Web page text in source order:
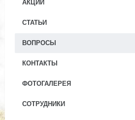
АКЦИИ
СТАТЬИ
ВОПРОСЫ
КОНТАКТЫ
ФОТОГАЛЕРЕЯ
СОТРУДНИКИ